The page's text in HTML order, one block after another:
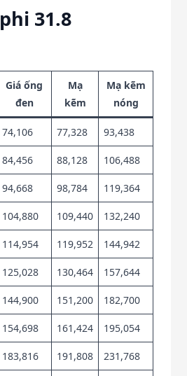
31.8
Giá ống
đen
Mạ
kẽm
Mạ kẽm
nóng
74,106 77,328 93,438
84,456 88,128 106,488
94,668 98,784 119,364
104,880 109,440 132,240
114,954 119,952 144,942
125,028 130,464 157,644
144,900 151,200 182,700
154,698 161,424 195,054
183,816 191,808 231,768